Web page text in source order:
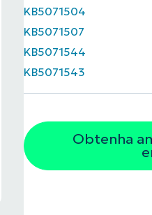
KB5071504
KB5071507
KB5071544
KB5071543
Obtenha